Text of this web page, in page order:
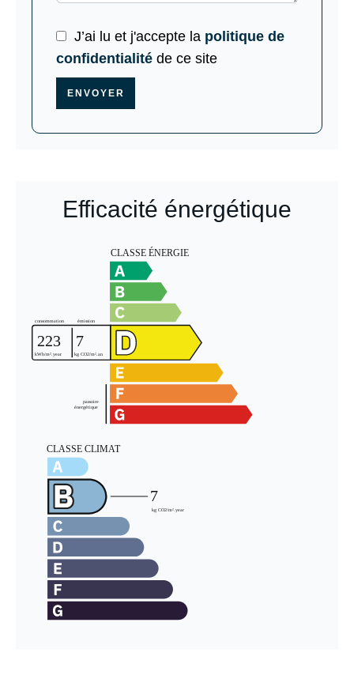
J’ai lu et j'accepte la politique de
confidentialité de ce site
ENVOYER
Efficacité énergétique